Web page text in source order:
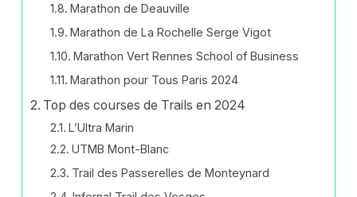
Marathon de Deauville
Marathon de La Rochelle Serge Vigot
Marathon Vert Rennes School of Business
Marathon pour Tous Paris 2024
Top des courses de Trails en 2024
L’Ultra Marin
UTMB Mont-Blanc
Trail des Passerelles de Monteynard